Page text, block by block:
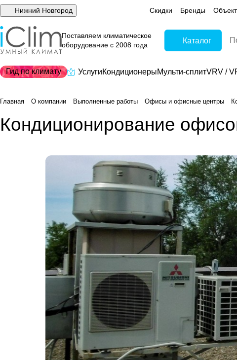
Нижний Новгород Скидки Бренды
Поставляем климатическое
оборудование с 2008 года
Каталог
Гид по климату УслугиКондиционерыМульти-сплитVRV /
Главная О компании Выполненные работы Офисы и офисные центры
Кондиционирование